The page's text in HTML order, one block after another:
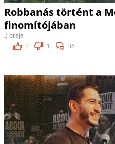
Robbanás történt a
finomítójában
3 órája
1
1 36